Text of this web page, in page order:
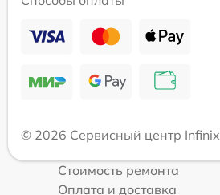
© 2026 Сервисный центр Infinix
Стоимость ремонта
Оплата и доставка